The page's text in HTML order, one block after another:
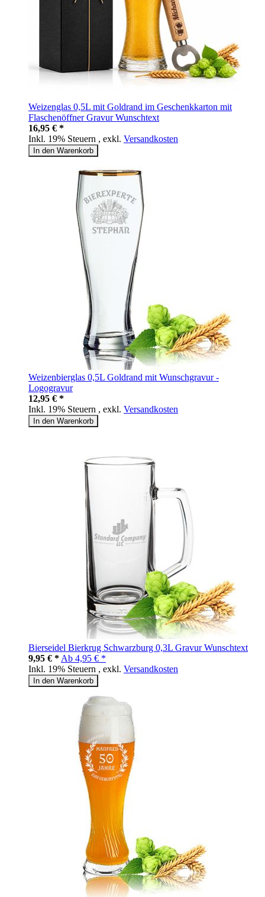
Weizenglas 0,5L mit Goldrand im Geschenkkarton mit
Flaschenöffner Gravur Wunschtext
16,95 € *
Inkl. 19% Steuern , exkl. Versandkosten
In den Warenkorb
Weizenbierglas 0,5L Goldrand mit Wunschgravur -
Logogravur
12,95 € *
Inkl. 19% Steuern , exkl. Versandkosten
In den Warenkorb
Bierseidel Bierkrug Schwarzburg 0,3L Gravur Wunschtext
9,95 € * Ab 4,95 € *
Inkl. 19% Steuern , exkl. Versandkosten
In den Warenkorb